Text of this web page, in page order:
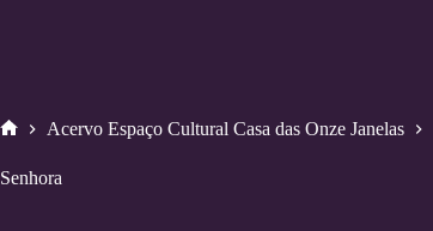
Acervo Espaço Cultural Casa das Onze Janelas
Senhora